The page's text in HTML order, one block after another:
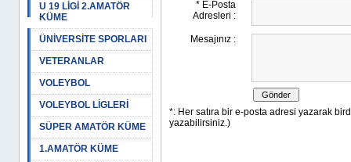
U 19 LİGİ 2.AMATÖR
KÜME
ÜNİVERSİTE SPORLARI
VETERANLAR
VOLEYBOL
VOLEYBOL LİGLERİ
SÜPER AMATÖR KÜME
1.AMATÖR KÜME